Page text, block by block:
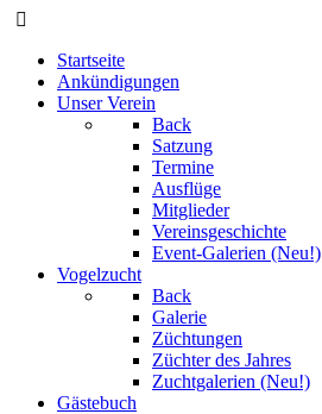
Startseite
Ankündigungen
Unser Verein
Back
Satzung
Termine
Ausflüge
Mitglieder
Vereinsgeschichte
Event-Galerien (Neu!)
Vogelzucht
Back
Galerie
Züchtungen
Züchter des Jahres
Zuchtgalerien (Neu!)
Gästebuch